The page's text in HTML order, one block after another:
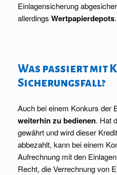
Einlagensicherung
allerdings Wertpapierdepots.
Was passiert mit
Sicherungsfall?
Auch bei einem Konkurs der
weiterhin zu bedienen. Hat
gewährt und wird dieser
abbezahlt, kann bei einem
Aufrechnung mit den
Recht, die Verrechnung von